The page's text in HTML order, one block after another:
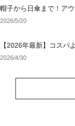
帽子から日傘まで！ア
2026/5/20
【2026年最新】コスパ
トおすすめブランド特集
2026/4/30